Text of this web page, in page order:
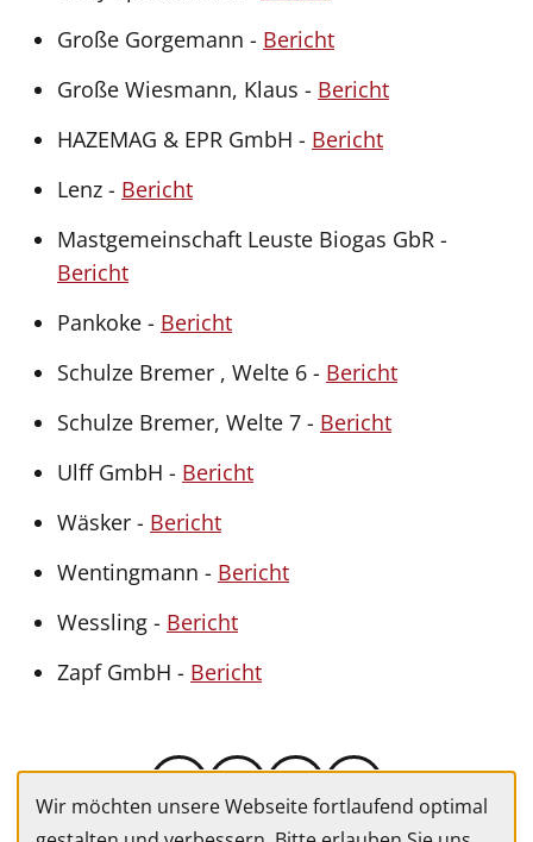
Große Gorgemann - Bericht
Große Wiesmann, Klaus - Bericht
HAZEMAG & EPR GmbH - Bericht
Lenz - Bericht
Mastgemeinschaft Leuste Biogas GbR -
Bericht
Pankoke - Bericht
Schulze Bremer , Welte 6 - Bericht
Schulze Bremer, Welte 7 - Bericht
Ulff GmbH - Bericht
Wäsker - Bericht
Wentingmann - Bericht
Wessling - Bericht
Zapf GmbH - Bericht
Wir möchten unsere Webseite fortlaufend optimal